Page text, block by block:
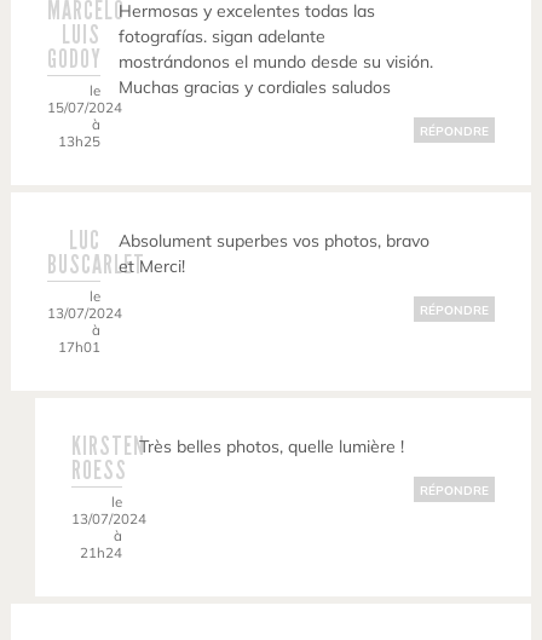
MARCELO
LUIS
GODOY
le
15/07/2024
à
13h25
Hermosas y excelentes todas las
fotografías. sigan adelante
mostrándonos el mundo desde su visión.
Muchas gracias y cordiales saludos
RÉPONDRE
LUC
BUSCARLET
le
13/07/2024
à
17h01
Absolument superbes vos photos, bravo
et Merci!
RÉPONDRE
KIRSTEN
ROESS
le
13/07/2024
à
21h24
Très belles photos, quelle lumière !
RÉPONDRE